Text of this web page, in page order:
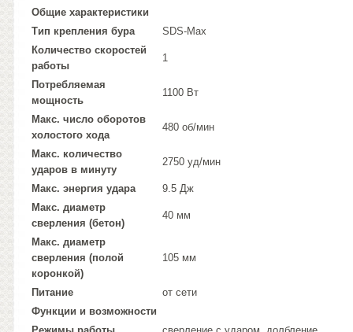
Общие характеристики
Тип крепления бура
SDS-Max
Количество скоростей
работы
1
Потребляемая
мощность
1100 Вт
Макс. число оборотов
холостого хода
480 об/мин
Макс. количество
ударов в минуту
2750 уд/мин
Макс. энергия удара
9.5 Дж
Макс. диаметр
сверления (бетон)
40 мм
Макс. диаметр
сверления (полой
коронкой)
105 мм
Питание
от сети
Функции и возможности